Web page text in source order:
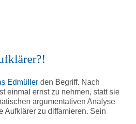
Edmüller den Begriff. Nach
einmal ernst zu nehmen, statt sie
argumentativen Analyse
Aufklärer zu diffamieren. Sein